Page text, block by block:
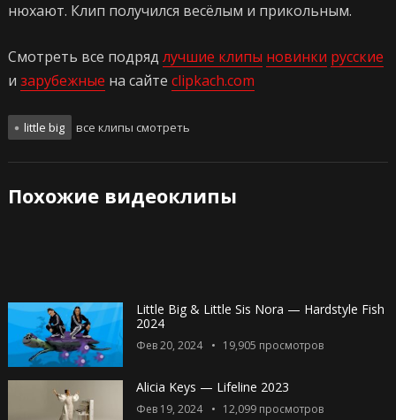
нюхают. Клип получился весёлым и прикольным.
Смотреть все подряд лучшие клипы новинки русские
и зарубежные на сайте clipkach.com
little big все клипы смотреть
Похожие видеоклипы
Little Big & Little Sis Nora — Hardstyle Fish
2024
Фев 20, 2024 19,905 просмотров
Alicia Keys — Lifeline 2023
Фев 19, 2024 12,099просмотров